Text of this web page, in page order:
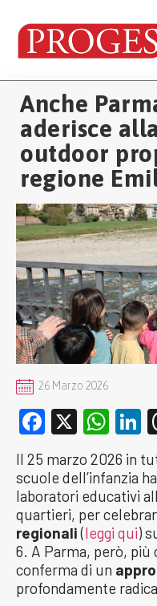
Anche
aderisce
outdoor
regione
26 Marzo 2026
Facebook
X
Il 25 marzo 2026 in
scuole dell’infanzia
laboratori educativi
quartieri, per
regionali(leggi qui)
6. A Parma, però, più
conferma di un
profondamente